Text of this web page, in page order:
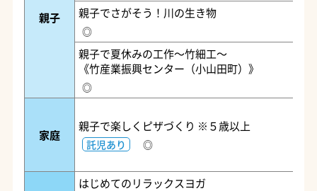
親子
親子でさがそう！川の生き物
◎
親子で夏休みの工作～竹細工～
《竹産業振興センター（小山田町）》
◎
家庭
親子で楽しくピザづくり ※５歳以上
託児あり ◎
はじめてのリラックスヨガ